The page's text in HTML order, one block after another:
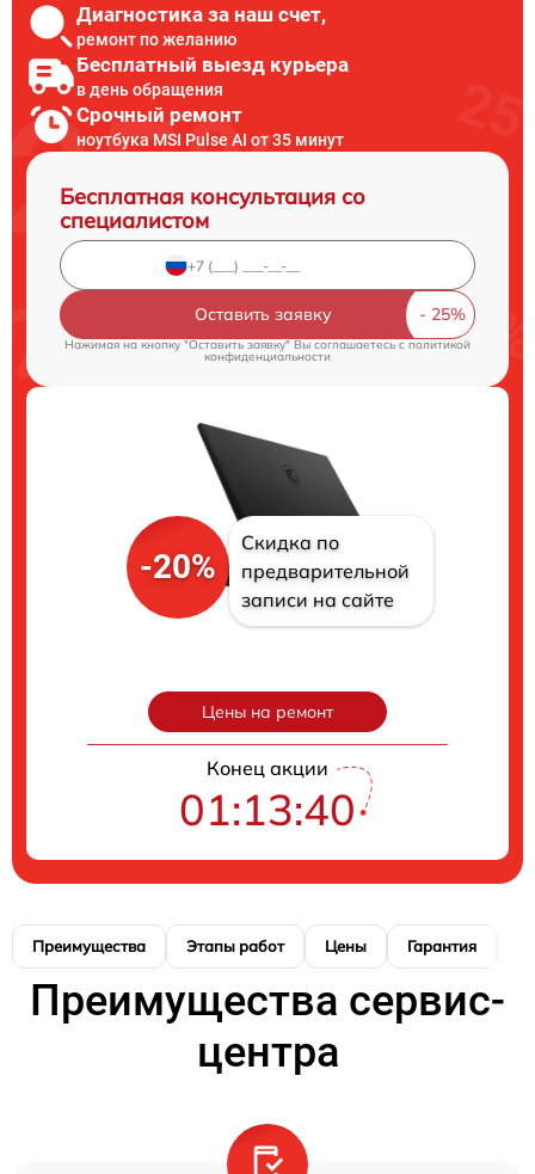
Диагностика за наш счет,
ремонт по желанию
Бесплатный выезд курьера
в день обращения
Срочный ремонт
ноутбука MSI Pulse AI от 35 минут
Бесплатная консультация со
специалистом
Оставить заявку
Нажимая на кнопку "Оставить заявку" Вы соглашаетесь cполитикой
конфиденциальности
-20%
Скидка по
предварительной
записи на сайте
Цены на ремонт
Конец акции
01:13:39
Преимущества Этапы работ Цены Гарантия
Преимущества сервис-
центра